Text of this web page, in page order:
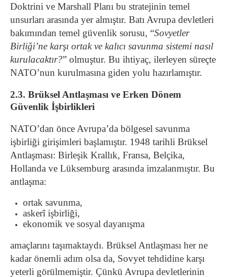
Doktrini ve Marshall Planı bu stratejinin temel
unsurları arasında yer almıştır. Batı Avrupa devletleri
bakımından temel güvenlik sorusu, “Sovyetler
Birliği’ne karşı ortak ve kalıcı savunma sistemi nasıl
kurulacaktır?” olmuştur. Bu ihtiyaç, ilerleyen süreçte
NATO’nun kurulmasına giden yolu hazırlamıştır.
2.3. Brüksel Antlaşması ve Erken Dönem
Güvenlik İşbirlikleri
NATO’dan önce Avrupa’da bölgesel savunma
işbirliği girişimleri başlamıştır. 1948 tarihli Brüksel
Antlaşması: Birleşik Krallık, Fransa, Belçika,
Hollanda ve Lüksemburg arasında imzalanmıştır. Bu
antlaşma:
ortak savunma,
askerî işbirliği,
ekonomik ve sosyal dayanışma
amaçlarını taşımaktaydı. Brüksel Antlaşması her ne
kadar önemli adım olsa da, Sovyet tehdidine karşı
yeterli görülmemiştir. Çünkü Avrupa devletlerinin